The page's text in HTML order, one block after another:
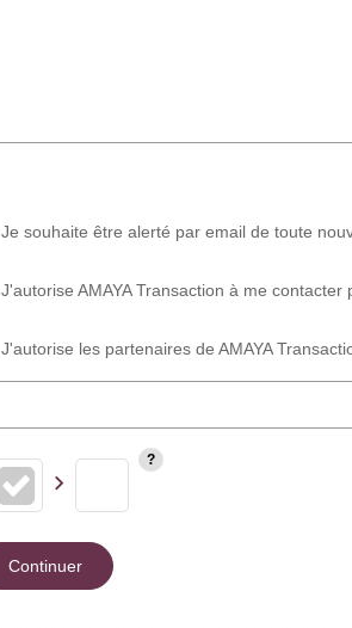
Je souhaite être alerté par email de toute
J'autorise AMAYA Transaction à me
J'autorise les partenaires de AMAYA
Continuer